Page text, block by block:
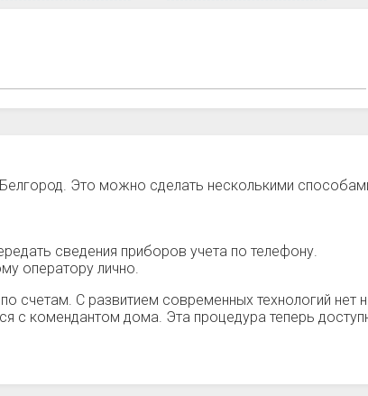
Это можно сделать несколькими
сведения приборов учета по телефону.
оператору лично.
счетам. С развитием современных технологий нет
с комендантом дома. Эта процедура теперь